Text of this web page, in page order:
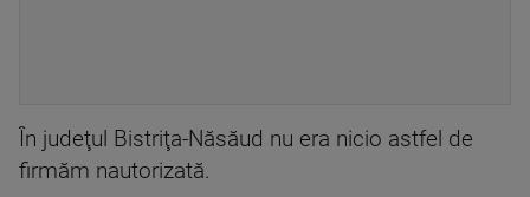
În judeţul Bistriţa-Năsăud nu era nicio astfel de
firmăm nautorizată.